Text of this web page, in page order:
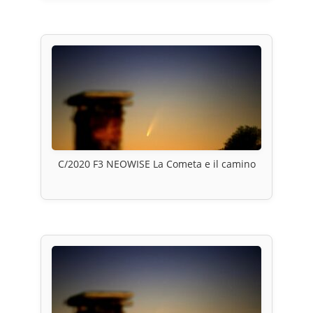
C/2020 F3 NEOWISE La Cometa e il camino